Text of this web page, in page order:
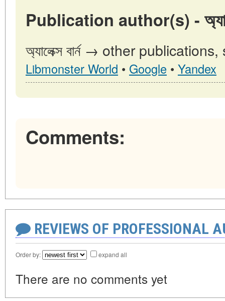
Publication author(s) -
অ্যালেক্স বার্ন → other
Libmonster World • Google • Yandex
Comments:
REVIEWS OF PROFESSIONAL
Order by: expand all
There are no comments yet